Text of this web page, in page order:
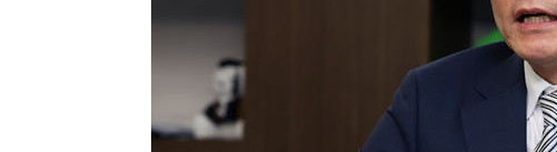
[속보]종합특검, '계엄 수용공간 확보' 신용해 前교정본부장 기소
외신들도 주목한 韓축구 파문…"국민적 공분에 수사 재개"
11시간 압수수색에 성접대 파문까지…'쑥대밭' 된 축구협회
[속보]규제합리화위원회 부위원장에 김태유 서울대 공대 교수…이
[속보]국힘 윤리위, '돌려차기 발언' 진종오·서범수 징계 절차 개시